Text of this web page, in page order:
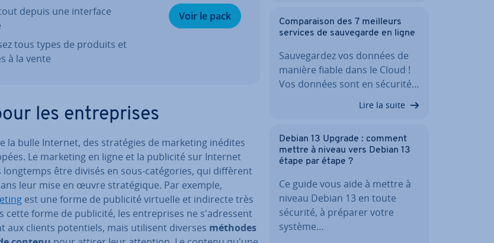
depuis une interface
tous types de produits et
à la vente
Voir le pack
les en­tre­prises
la bulle Internet, des stra­té­gies de marketing inédites
Le marketing en ligne et la publicité sur Internet
longtemps être divisés en sous-ca­té­go­ries, qui diffèrent
leur mise en œuvre stra­té­gique. Par exemple,
est une forme de publicité virtuelle et indirecte très
cette forme de publicité, les en­tre­prises ne s'adres­sent
aux clients po­ten­tiels, mais utilisent diverses méthodes
Com­pa­rai­son des 7 meilleurs
services de sau­ve­garde en ligne
Sau­ve­gar­dez vos données de
manière fiable dans le Cloud !
Vos données sont en sécurité…
Lire la suite
Debian 13 Upgrade : comment
mettre à niveau vers Debian 13
étape par étape ?
Ce guide vous aide à mettre à
niveau Debian 13 en toute
sécurité, à préparer votre
système…